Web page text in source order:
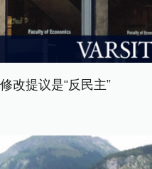
改提议是“反民主”